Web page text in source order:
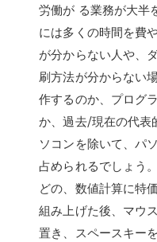
労働が る業務が大半
には多くの時間を費
が分からない人や、
刷方法が分からない
作するのか、プログ
か、過去/現在の代表
ソコンを除いて、パ
占められるでしょう
どの、数値計算に特
組み上げた後、マウ
置き、スペースキー